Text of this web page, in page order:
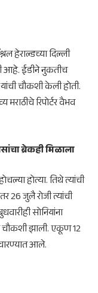
हेराल्डच्या दिल्ली
आहे. ईडीने नुकतीच
चौकशी केली होती.
रिपोर्टर वैभव
ब्रेकही मिळाला
होत्या. तिथे त्यांची
26 जुलै रोजी त्यांची
सोनियांना
चौकशी झाली. एकूण 12
आले.